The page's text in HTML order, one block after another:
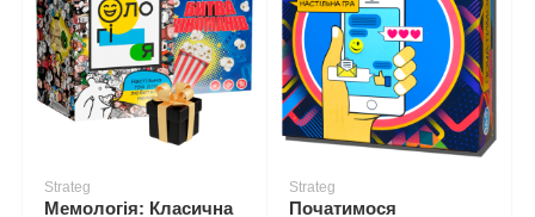
Strateg
Мемологія: Класична
Strateg
Початимося